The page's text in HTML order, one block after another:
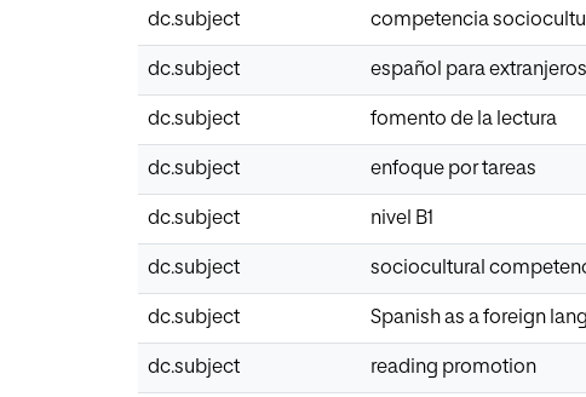
dc.subject competencia
dc.subject español para extranjeros
dc.subject fomento de la lectura
dc.subject enfoque por tareas
dc.subject nivel B1
dc.subject sociocultural
dc.subject Spanish as a foreign
dc.subject reading promotion